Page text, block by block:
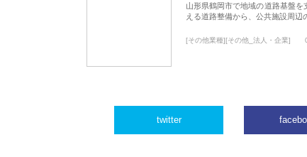
山形県鶴岡市で地域の道路基盤
える道路整備から、公共施設周
[その他業種][その他_法人・企業]
twitter